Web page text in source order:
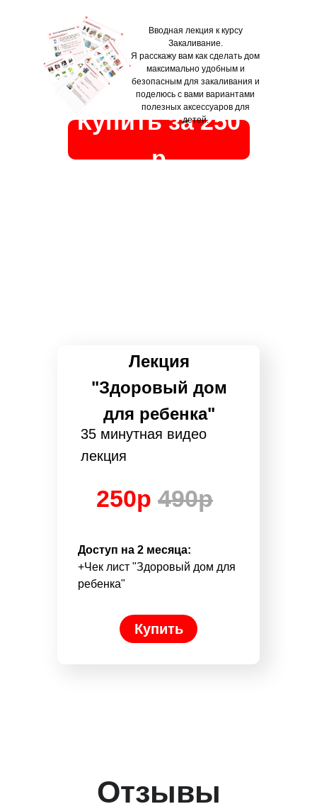
Купить за 250
р
Вводная лекция к курсу
Закаливание.
Я расскажу вам как сделать дом
максимально удобным и
безопасным для закаливания и
поделюсь с вами вариантами
полезных аксессуаров для
детей.
Лекция
"Здоровый дом
для ребенка"
Доступ на 2 месяца:
+Чек лист "Здоровый дом для
ребенка"
250р 490р
Купить
35 минутная видео
лекция
Отзывы